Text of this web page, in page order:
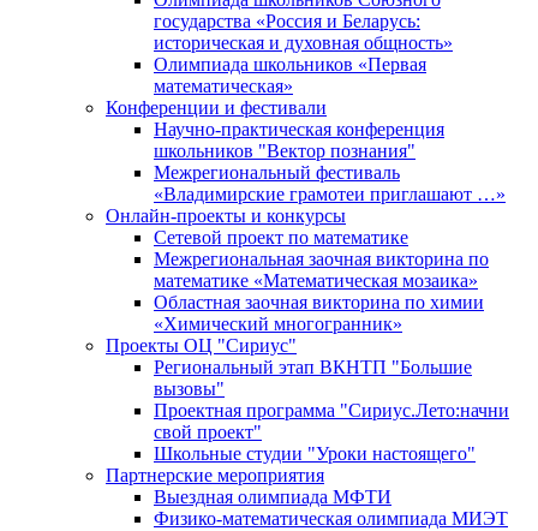
государства «Россия и Беларусь:
историческая и духовная общность»
Олимпиада школьников «Первая
математическая»
Конференции и фестивали
Научно-практическая конференция
школьников "Вектор познания"
Межрегиональный фестиваль
«Владимирские грамотеи приглашают …»
Онлайн-проекты и конкурсы
Сетевой проект по математике
Межрегиональная заочная викторина по
математике «Математическая мозаика»
Областная заочная викторина по химии
«Химический многогранник»
Проекты ОЦ "Сириус"
Региональный этап ВКНТП "Большие
вызовы"
Проектная программа "Сириус.Лето:начни
свой проект"
Школьные студии "Уроки настоящего"
Партнерские мероприятия
Выездная олимпиада МФТИ
Физико-математическая олимпиада МИЭТ